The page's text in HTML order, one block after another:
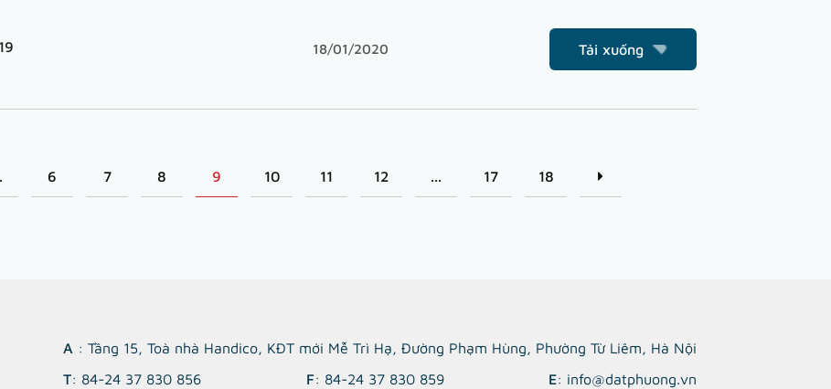
18/01/2020 Tải xuống
6 7 8 9 10 11 12 17 18
A : Tầng 15, Toà nhà Handico, KĐT mới Mễ Trì Hạ, Đường Phạm Hùng, Phường Từ Liêm, Hà Nội
T: 84-24 37 830 856 F: 84-24 37 830 859 E: info@datphuong.vn